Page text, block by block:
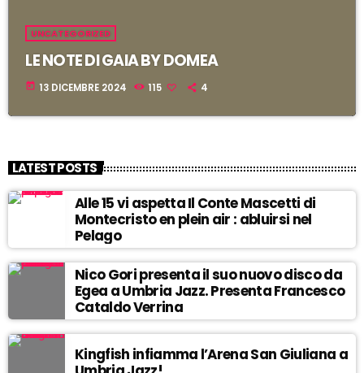
UNCATEGORIZED
LE NOTE DI GAIA BY DOMEA
today 13 DICEMBRE 2024 115 4
LATEST POSTS
Alle 15 vi aspetta Il Conte Mascetti di
Montecristo en plein air : abluirsi nel
Pelago
Nico Gori presenta il suo nuovo disco da
Egea a Umbria Jazz. Presenta Francesco
Cataldo Verrina
Kingfish infiamma l’Arena San Giuliana a